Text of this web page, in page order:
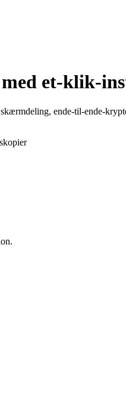
et-klik-
ende-til-ende-